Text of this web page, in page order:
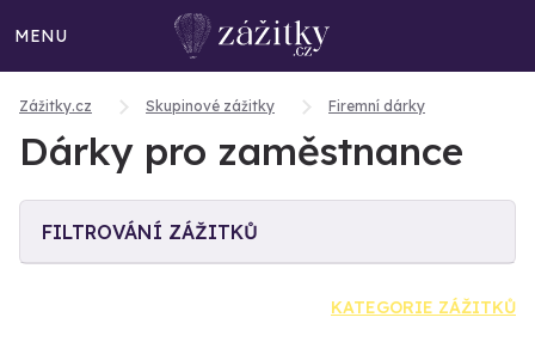
MENU
Zážitky.cz Skupinové zážitky Firemní dárky
Dárky pro zaměstnance
FILTROVÁNÍ ZÁŽITKŮ
KATEGORIE ZÁŽITKŮ